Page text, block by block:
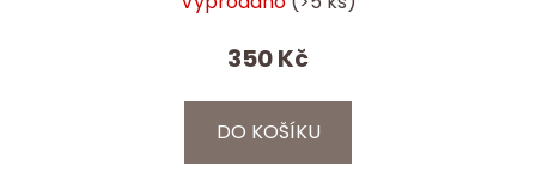
350 Kč
DO KOŠÍKU